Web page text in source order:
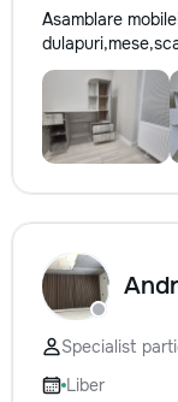
Asamblare
Specialist
Liber